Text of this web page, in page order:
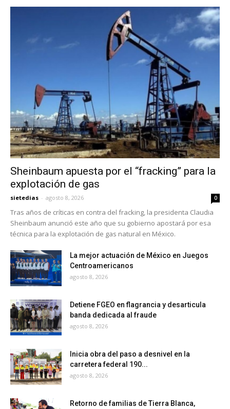
Sheinbaum apuesta por el “fracking” para la
explotación de gas
sietedias - agosto 8, 2026 0
Tras años de críticas en contra del fracking, la presidenta Claudia
Sheinbaum anunció este año que su gobierno apostará por esa
técnica para la explotación de gas natural en México.
La mejor actuación de México en Juegos
Centroamericanos
agosto 8, 2026
Detiene FGEO en flagrancia y desarticula
banda dedicada al fraude
agosto 8, 2026
Inicia obra del paso a desnivel en la
carretera federal 190...
agosto 8, 2026
Retorno de familias de Tierra Blanca,